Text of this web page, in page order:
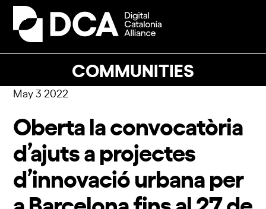
Skip
content
COMMUNITIES
Open
mobile
Close
mobile
May 3 2022
Oberta la convocatòria
d’ajuts a projectes
d’innovació urbana per